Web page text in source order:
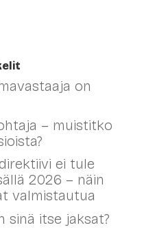
on
– muistitko
ei tule
2026 – näin
valmistautua
sinä itse jaksat?